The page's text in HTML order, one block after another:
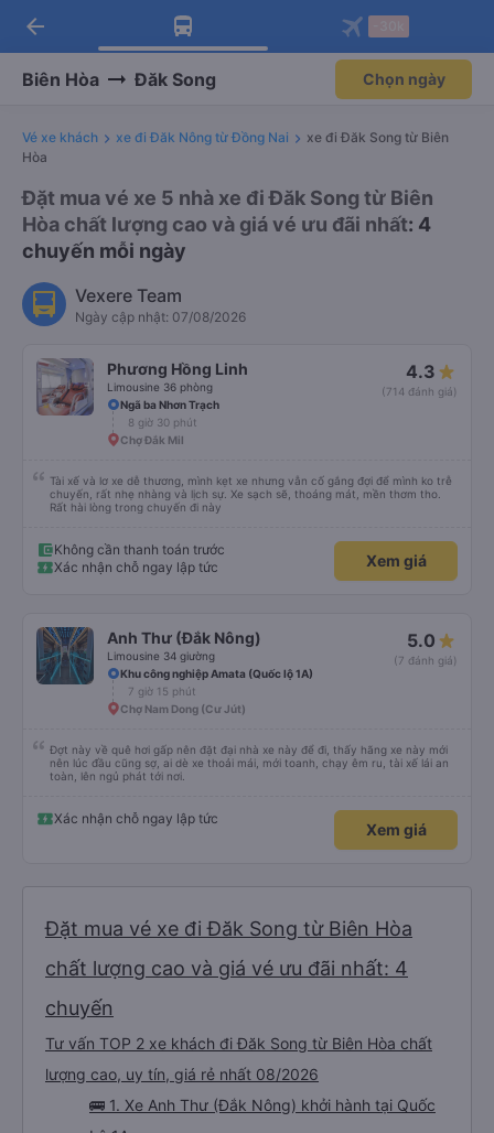
Tải app Vexere ngay!
Nhận ưu đãi thành viên độc
Mở app
Tải app Vexere
-30k/ghế khi đặt vé máy bay qua
Mở app
arrow_back
Biên Hòa Đăk Song Chọn ngày
Vé xe khách xe đi Đăk Nông từ Đồng Nai
xe đi Đăk Song từ Biên
Hòa
Đặt mua vé xe 5 nhà xe đi Đăk Song từ Biên
Hòa chất lượng cao và giá vé ưu đãi nhất: 4
chuyến mỗi ngày
Vexere Team
Ngày cập nhật: 07/08/2026
Phương Hồng Linh
Limousine 36 phòng
4.3
(714 đánh giá)
Ngã ba Nhơn Trạch
8 giờ 30 phút
Chợ Đắk Mil
Tài xế và lơ xe dễ thương, mình kẹt xe nhưng vẫn cố gắng đợi để mình ko trễ
chuyến, rất nhẹ nhàng và lịch sự. Xe sạch sẽ, thoáng mát, mền thơm tho.
Rất hài lòng trong chuyến đi này
Không cần thanh toán trước
Xác nhận chỗ ngay lập tức
Xem giá
Anh Thư (Đắk Nông)
Limousine 34 giường
5.0
(7 đánh giá)
Khu công nghiệp Amata (Quốc lộ 1A)
7 giờ 15 phút
Chợ Nam Dong (Cư Jút)
Đợt này về quê hơi gấp nên đặt đại nhà xe này để đi, thấy hãng xe này mới
nên lúc đầu cũng sợ, ai dè xe thoải mái, mới toanh, chạy êm ru, tài xế lái an
toàn, lên ngủ phát tới nơi.
Xác nhận chỗ ngay lập tức
Xem giá
Đặt mua vé xe đi Đăk Song từ Biên Hòa
chất lượng cao và giá vé ưu đãi nhất: 4
chuyến
Tư vấn TOP 2 xe khách đi Đăk Song từ Biên Hòa chất
lượng cao, uy tín, giá rẻ nhất 08/2026
🚌 1. Xe Anh Thư (Đắk Nông) khởi hành tại Quốc